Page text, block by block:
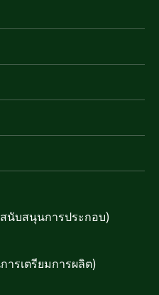
นับสนุนการประกอบ)
รเตรียมการผลิต)